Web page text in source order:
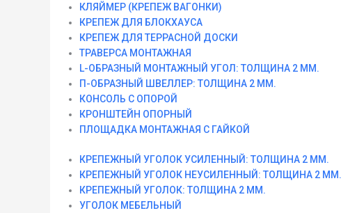
КЛЯЙМЕР (КРЕПЕЖ ВАГОНКИ)
КРЕПЕЖ ДЛЯ БЛОКХАУСА
КРЕПЕЖ ДЛЯ ТЕРРАСНОЙ ДОСКИ
ТРАВЕРСА МОНТАЖНАЯ
L-ОБРАЗНЫЙ МОНТАЖНЫЙ УГОЛ: ТОЛЩИНА 2 ММ.
П-ОБРАЗНЫЙ ШВЕЛЛЕР: ТОЛЩИНА 2 ММ.
КОНСОЛЬ С ОПОРОЙ
КРОНШТЕЙН ОПОРНЫЙ
ПЛОЩАДКА МОНТАЖНАЯ С ГАЙКОЙ
КРЕПЕЖНЫЙ УГОЛОК УСИЛЕННЫЙ: ТОЛЩИНА 2 ММ.
КРЕПЕЖНЫЙ УГОЛОК НЕУСИЛЕННЫЙ: ТОЛЩИНА 2 ММ.
КРЕПЕЖНЫЙ УГОЛОК: ТОЛЩИНА 2 ММ.
УГОЛОК МЕБЕЛЬНЫЙ